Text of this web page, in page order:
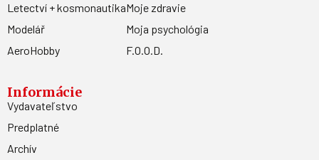
Letectví + kosmonautika
Modelář
AeroHobby
Moje zdravie
Moja psychológia
F.O.O.D.
Informácie
Vydavateľstvo
Predplatné
Archív